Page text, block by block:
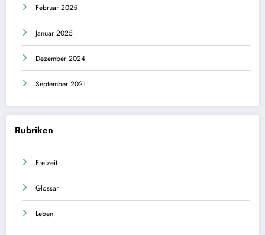
Februar 2025
Januar 2025
Dezember 2024
September 2021
Rubriken
Freizeit
Glossar
Leben